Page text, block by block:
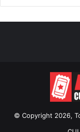
© Copyright 2026,